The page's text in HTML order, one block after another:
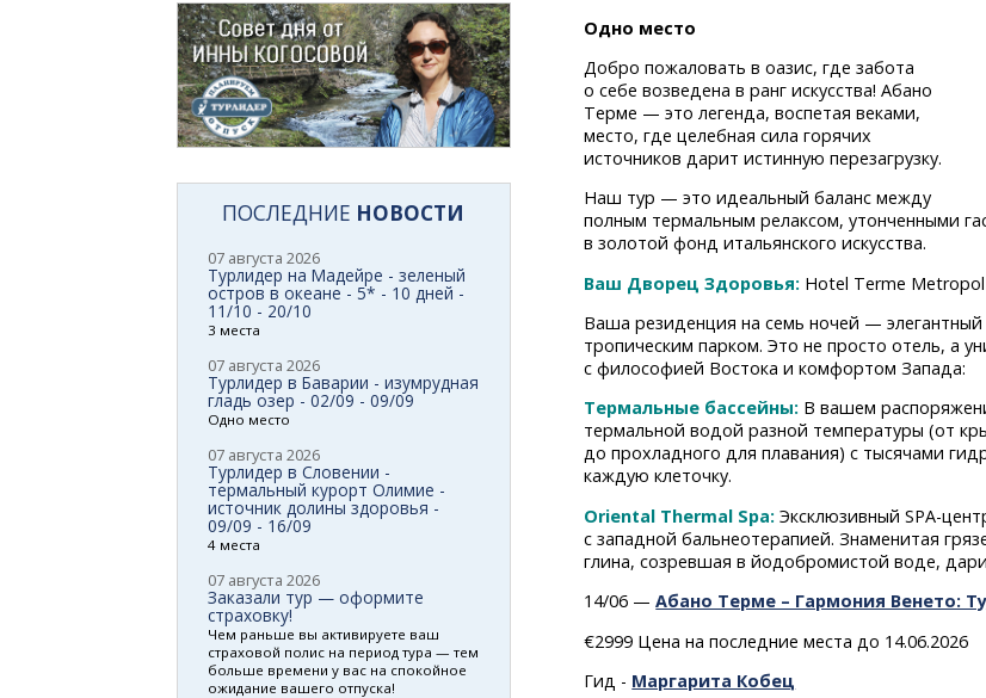
Одно место
Добро пожаловать в оазис, где забота
о себе возведена в ранг искусства! Абано
Терме — это легенда, воспетая веками,
место, где целебная сила горячих
источников дарит истинную перезагрузку.
Наш тур — это идеальный баланс между
полным термальным релаксом, утонченными
в золотой фонд итальянского искусства.
Ваш Дворец Здоровья: Hotel Terme
Ваша резиденция на семь ночей —
тропическим парком. Это не просто отель, а
с философией Востока и комфортом Запада:
Термальные бассейны: В вашем
термальной водой разной температуры (от
до прохладного для плавания) с тысячами
каждую клеточку.
Oriental Thermal Spa: ЭксклюзивныйSPA-
с западной бальнеотерапией. Знаменитая
глина, созревшая в йодобромистой воде,
14/06 —Абано Терме – Гармония Венето:
€2999 Цена на последние места до 14.06.2026
Гид - Маргарита Кобец
ПОСЛЕДНИЕ НОВОСТИ
07 августа 2026
Турлидер на Мадейре - зеленый
остров в океане - 5* - 10 дней -
11/10 - 20/10
3 места
07 августа 2026
Турлидер в Баварии - изумрудная
гладь озер - 02/09 - 09/09
Одно место
07 августа 2026
Турлидер в Словении -
термальный курорт Олимие -
источник долины здоровья -
09/09 - 16/09
4 места
07 августа 2026
Заказали тур — оформите
страховку!
Чем раньше вы активируете ваш
страховой полис на период тура — тем
больше времени у вас на спокойное
ожидание вашего отпуска!